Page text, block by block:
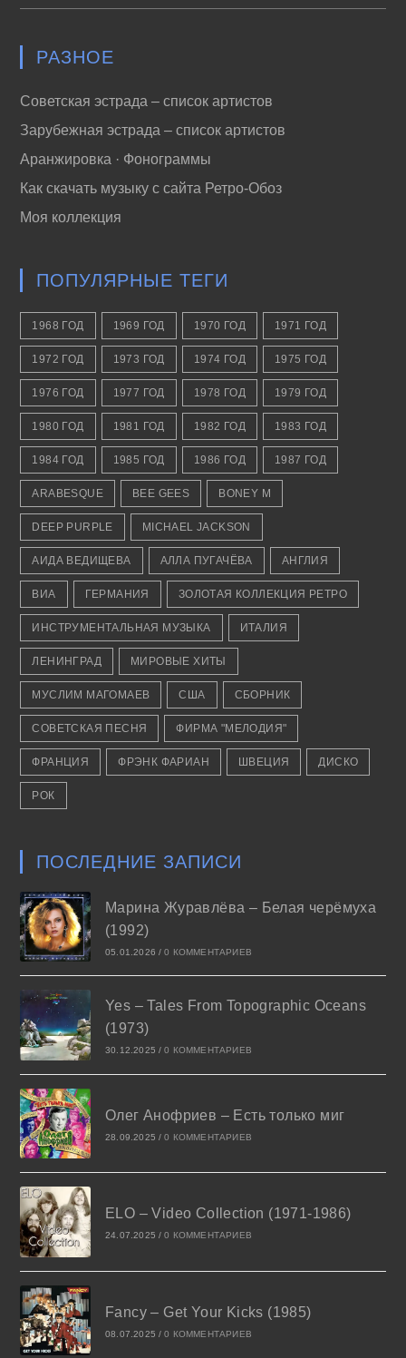
ПУГАЧЁВА
РАЗНОЕ
Советская эстрада – список артистов
Зарубежная эстрада – список артистов
Аранжировка · Фонограммы
Как скачать музыку с сайта Ретро-Обоз
Моя коллекция
ПОПУЛЯРНЫЕ ТЕГИ
1968 ГОД 1969 ГОД 1970 ГОД 1971 ГОД
1972 ГОД 1973 ГОД 1974 ГОД 1975 ГОД
1976 ГОД 1977 ГОД 1978 ГОД 1979 ГОД
1980 ГОД 1981 ГОД 1982 ГОД 1983 ГОД
1984 ГОД 1985 ГОД 1986 ГОД 1987 ГОД
ARABESQUE BEE GEES BONEY M
DEEP PURPLE MICHAEL JACKSON
АИДА ВЕДИЩЕВА АЛЛА ПУГАЧЁВА АНГЛИЯ
ВИА ГЕРМАНИЯ ЗОЛОТАЯ КОЛЛЕКЦИЯ РЕТРО
ИНСТРУМЕНТАЛЬНАЯ МУЗЫКА ИТАЛИЯ
ЛЕНИНГРАД МИРОВЫЕ ХИТЫ
МУСЛИМ МАГОМАЕВ США СБОРНИК
СОВЕТСКАЯ ПЕСНЯ ФИРМА "МЕЛОДИЯ"
ФРАНЦИЯ ФРЭНК ФАРИАН ШВЕЦИЯ ДИСКО
РОК
ПОСЛЕДНИЕ ЗАПИСИ
Марина Журавлёва – Белая черёмуха
(1992)
05.01.2026 / 0 КОММЕНТАРИЕВ
Yes – Tales From Topographic Oceans
(1973)
30.12.2025 / 0 КОММЕНТАРИЕВ
Олег Анофриев – Есть только миг
28.09.2025 / 0 КОММЕНТАРИЕВ
ELO – Video Collection (1971-1986)
24.07.2025 / 0 КОММЕНТАРИЕВ
Fancy – Get Your Kicks (1985)
08.07.2025 / 0 КОММЕНТАРИЕВ